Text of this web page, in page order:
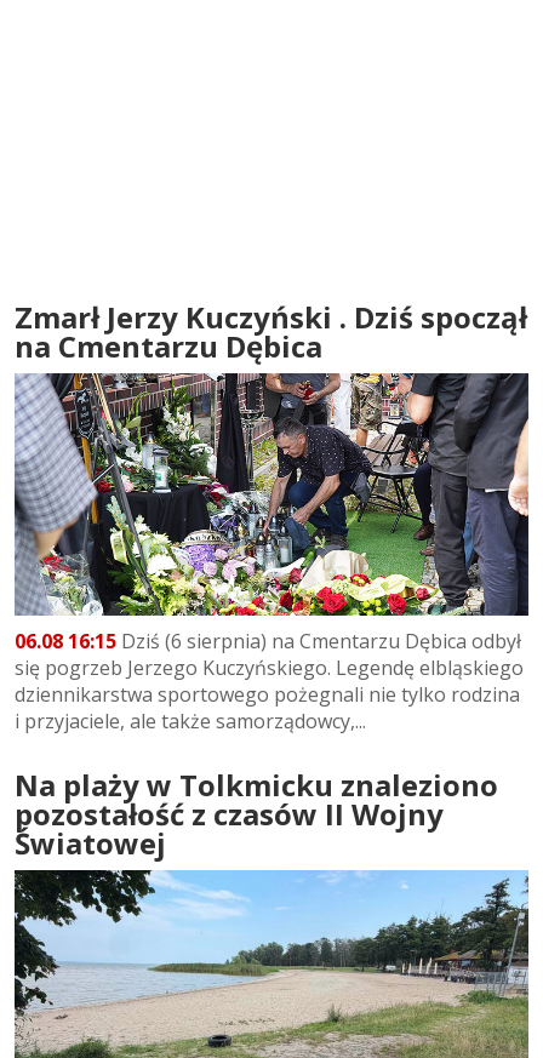
Zmarł Jerzy Kuczyński . Dziś spoczął
na Cmentarzu Dębica
06.08 16:15 Dziś (6 sierpnia) na Cmentarzu Dębica odbył
się pogrzeb Jerzego Kuczyńskiego. Legendę elbląskiego
dziennikarstwa sportowego pożegnali nie tylko rodzina
i przyjaciele, ale także samorządowcy,...
Na plaży w Tolkmicku znaleziono
pozostałość z czasów II Wojny
Światowej